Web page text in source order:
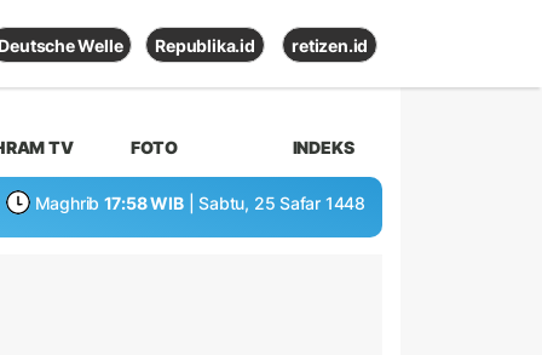
Deutsche Welle Republika.id retizen.id
TV FOTO INDEKS
Maghrib 17:58 WIB | Sabtu, 25 Safar 1448